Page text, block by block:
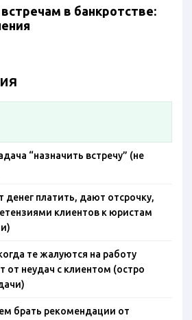
в банкротстве:
“назначить встречу” (не
денег платить, дают отсрочку,
клиентов к юристам
те жалуются на работу
от неудач с клиентом (остро
брать рекомендации от